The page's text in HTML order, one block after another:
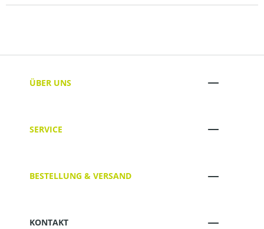
ÜBER UNS
SERVICE
BESTELLUNG & VERSAND
KONTAKT